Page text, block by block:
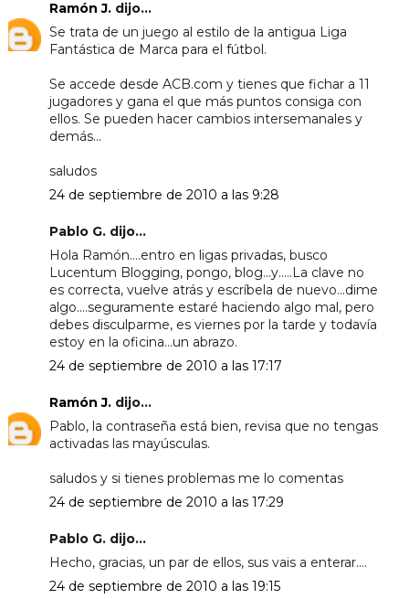
Ramón J.dijo...
Se trata de un juego al estilo de la antigua Liga
Fantástica de Marca para el fútbol.
Se accede desde ACB.com y tienes que fichar a 11
jugadores y gana el que más puntos consiga con
ellos. Se pueden hacer cambios intersemanales y
demás...
saludos
24 de septiembre de 2010 a las 9:28
Pablo G. dijo...
Hola Ramón....entro en ligas privadas, busco
Lucentum Blogging, pongo, blog...y.....La clave no
es correcta, vuelve atrás y escríbela de nuevo...dime
algo....seguramente estaré haciendo algo mal, pero
debes disculparme, es viernes por la tarde y todavía
estoy en la oficina...un abrazo.
24 de septiembre de 2010 a las 17:17
Ramón J.dijo...
Pablo, la contraseña está bien, revisa que no tengas
activadas las mayúsculas.
saludos y si tienes problemas me lo comentas
24 de septiembre de 2010 a las 17:29
Pablo G. dijo...
Hecho, gracias, un par de ellos, sus vais a enterar....
24 de septiembre de 2010 a las 19:15